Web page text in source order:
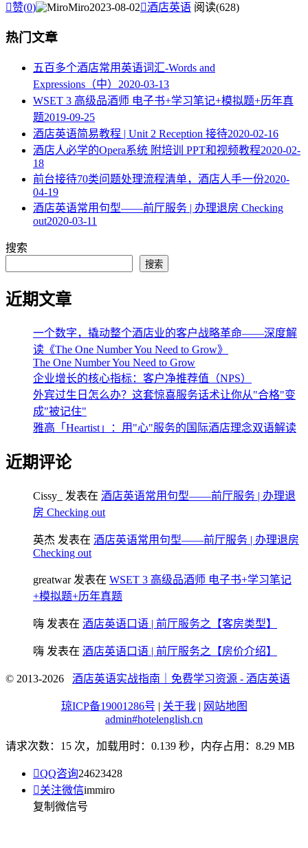
赞(0) Miro2023-08-02酒店英语 阅读(628)
热门文章
五百多个酒店常用英语词汇-Words and
Expressions（中） 2020-03-13
WSET 3 高级品酒师 电子书+学习笔记+模拟题+历年真
题2019-09-25
酒店英语简易教程 | Unit 2 Reception 接待2020-02-16
酒店人必学的Opera系统 附培训 PPT和视频教程2020-02-
18
​前台接待70类问题处理流程清单，酒店人手一份2020-
04-19
酒店英语常用句型——前厅服务 | 办理退房 Checking
out2020-03-11
搜索
搜索
近期文章
一个数字，撬动整个酒店业的客户战略革命——深度解
读《The One Number You Need to Grow》
The One Number You Need to Grow
企业增长的核心指标：客户净推荐值（NPS）
外宾过生日怎么办？这套惊喜服务话术让你从"合格"变
成"被记住"
雅高「Heartist」：用"心"服务的国际酒店理念双语解读
近期评论
Cissy_ 发表在 酒店英语常用句型——前厅服务 | 办理退
房 Checking out
英杰 发表在 酒店英语常用句型——前厅服务 | 办理退房
Checking out
greatwar发表在 WSET 3 高级品酒师 电子书+学习笔记
+模拟题+历年真题
嗨 发表在 酒店英语口语 | 前厅服务之【客房类型】
嗨 发表在 酒店英语口语 | 前厅服务之【房价介绍】
© 2013-2026 酒店英语实战指南｜免费学习资源 - 酒店英语
琼ICP备19001286号 | 关于我 | 网站地图
admin#hotelenglish.cn
请求次数：15 次，加载用时：0.139 秒，内存占用：8.29 MB
QQ咨询24623428
关注微信immiro
复制微信号